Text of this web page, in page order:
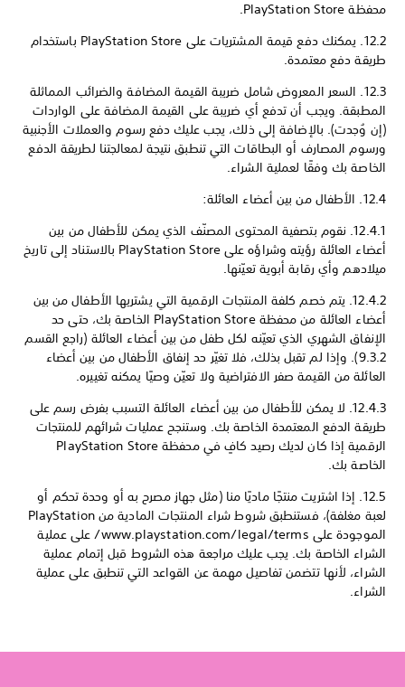
محفظة PlayStation Store.
12.2. يمكنك دفع قيمة المشتريات على PlayStation Store باستخدام
طريقة دفع معتمدة.
12.3. السعر المعروض شامل ضريبة القيمة المضافة والضرائب المماثلة
المطبقة. ويجب أن تدفع أي ضريبة على القيمة المضافة على الواردات
(إن وُجدت). بالإضافة إلى ذلك، يجب عليك دفع رسوم والعملات الأجنبية
ورسوم المصارف أو البطاقات التي تنطبق نتيجة لمعالجتنا لطريقة الدفع
الخاصة بك وفقًا لعملية الشراء.
12.4. الأطفال من بين أعضاء العائلة:
12.4.1. نقوم بتصفية المحتوى المصنّف الذي يمكن للأطفال من بين
أعضاء العائلة رؤيته وشراؤه على PlayStation Store بالاستناد إلى تاريخ
ميلادهم وأي رقابة أبوية تعيّنها.
12.4.2. يتم خصم كلفة المنتجات الرقمية التي يشتريها الأطفال من بين
أعضاء العائلة من محفظة PlayStation Store الخاصة بك، حتى حد
الإنفاق الشهري الذي تعيّنه لكل طفل من بين أعضاء العائلة (راجع القسم
9.3.2). وإذا لم تقبل بذلك، فلا تغيّر حد إنفاق الأطفال من بين أعضاء
العائلة من القيمة صفر الافتراضية ولا تعيّن وصيًا يمكنه تغييره.
12.4.3. لا يمكن للأطفال من بين أعضاء العائلة التسبب بفرض رسم على
طريقة الدفع المعتمدة الخاصة بك. وستنجح عمليات شرائهم للمنتجات
الرقمية إذا كان لديك رصيد كافٍ في محفظة PlayStation Store
الخاصة بك.
12.5. إذا اشتريت منتجًا ماديًا منا (مثل جهاز مصرح به أو وحدة تحكم أو
لعبة مغلفة)، فستنطبق شروط شراء المنتجات المادية من PlayStation
الموجودة على www.playstation.com/legal/terms/ على عملية
الشراء الخاصة بك. يجب عليك مراجعة هذه الشروط قبل إتمام عملية
الشراء، لأنها تتضمن تفاصيل مهمة عن القواعد التي تنطبق على عملية
الشراء.